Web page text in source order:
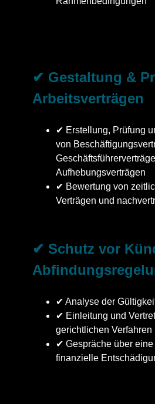
✔ Gestaltung &
Arbeitsverträgen
✔ Erstellung, Prüfung
von
Aufhebungsverträgen
✔ Bewertung von
Verträgen und
✔ Schutz vor
✔ Analyse der
✔ Einleitung und
gerichtlichen Verfahren
✔ Gespräche über
finanzielle